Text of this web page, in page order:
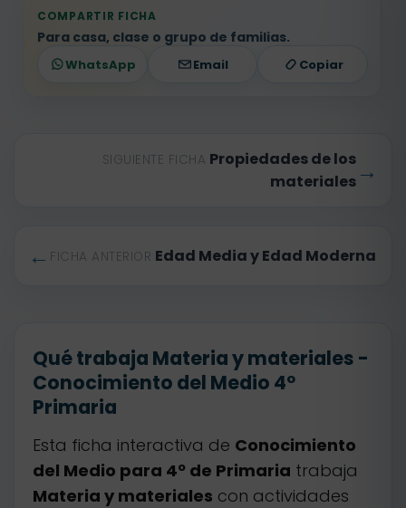
COMPARTIR FICHA
Para casa, clase o grupo de familias.
WhatsApp Email Copiar
← FICHA ANTERIOR Edad Media y Edad Moderna
SIGUIENTE FICHA Propiedades de los
materiales →
Qué trabaja Materia y materiales -
Conocimiento del Medio 4º
Primaria
Esta ficha interactiva de Conocimiento
del Medio para 4º de Primaria trabaja
Materia y materiales con actividades